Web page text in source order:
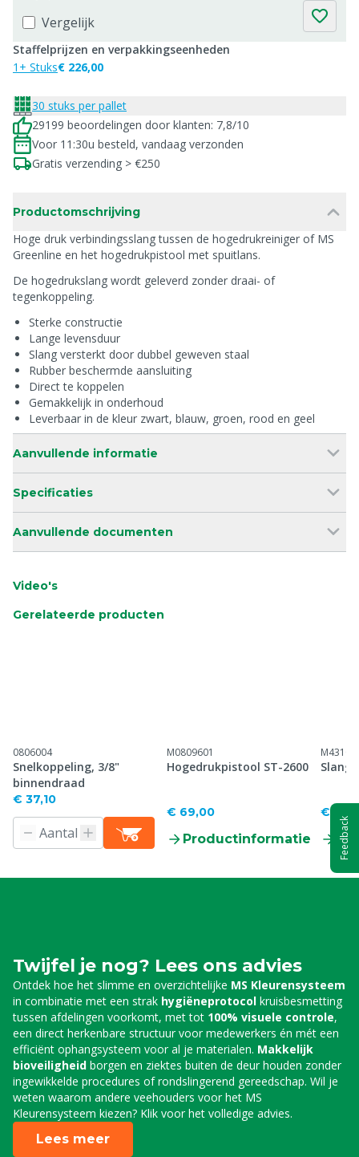
Vergelijk
Staffelprijzen en verpakkingseenheden
1+ Stuks€ 226,00
30 stuks per pallet
29199 beoordelingen door klanten: 7,8/10
Voor 11:30u besteld, vandaag verzonden
Gratis verzending > €250
Productomschrijving
Hoge druk verbindingsslang tussen de hogedrukreiniger of MS
Greenline en het hogedrukpistool met spuitlans.
De hogedrukslang wordt geleverd zonder draai- of
tegenkoppeling.
Sterke constructie
Lange levensduur
Slang versterkt door dubbel geweven staal
Rubber beschermde aansluiting
Direct te koppelen
Gemakkelijk in onderhoud
Leverbaar in de kleur zwart, blauw, groen, rood en geel
Aanvullende informatie
Specificaties
Aanvullende documenten
Video's
Gerelateerde producten
0806004
Snelkoppeling, 3/8"
binnendraad
€ 37,10
M0809601
Hogedrukpistool ST-2600
€ 69,00
Productinformatie
€
Twijfel je nog? Lees ons advies
Ontdek hoe het slimme en overzichtelijke MS Kleurensysteem
in combinatie met een strak hygiëneprotocol kruisbesmetting
tussen afdelingen voorkomt, met tot 100% visuele controle,
een direct herkenbare structuur voor medewerkers én mét een
efficiënt ophangsysteem voor al je materialen. Makkelijk
bioveiligheid borgen en ziektes buiten de deur houden zonder
ingewikkelde procedures of rondslingerend gereedschap. Wil je
weten waarom andere veehouders voor het MS
Kleurensysteem kiezen? Klik voor het volledige advies.
Lees meer
Feedback